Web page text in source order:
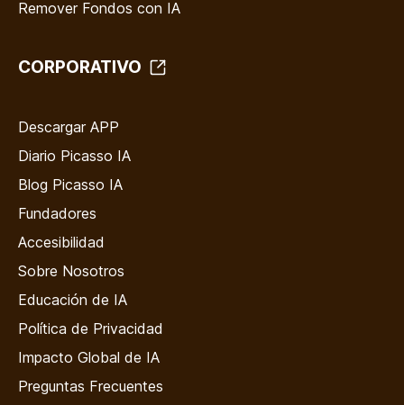
Remover Fondos con IA
CORPORATIVO
Descargar APP
Diario Picasso IA
Blog Picasso IA
Fundadores
Accesibilidad
Sobre Nosotros
Educación de IA
Política de Privacidad
Impacto Global de IA
Preguntas Frecuentes